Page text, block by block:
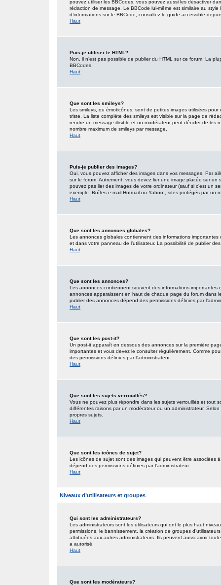
pouvez utiliser les BBCodes, vous pouvez aussi les désactiver
rédaction de message. Le BBCode lui-même est similaire au
d’informations sur le BBCode, consultez le guide accessible
Haut
Puis-je utiliser le HTML?
Non, il n’est pas possible de publier du HTML sur ce forum. La
BBCodes.
Haut
Que sont les smileys?
Les smileys, ou émoticônes, sont de petites images utilisées
triste. La liste complète des smileys est visible sur la page de
rendre un message illisible et un modérateur peut décider de les
nombre maximum de smileys par message.
Haut
Puis-je publier des images?
Oui, vous pouvez afficher des images dans vos messages. Par
sur le forum. Autrement, vous devez lier une image placée sur
pouvez pas lier des images de votre ordinateur (sauf si c’est un
exemple: Boîtes e-mail Hotmail ou Yahoo!, sites protégés par un
Haut
Que sont les annonces globales?
Les annonces globales contiennent des informations
et dans votre panneau de l’utilisateur. La possibilité de publier
Haut
Que sont les annonces?
Les annonces contiennent souvent des informations
annonces apparaissent en haut de chaque page du forum dans
publier des annonces dépend des permissions définies par
Haut
Que sont les post-it?
Un post-it apparaît en dessous des annonces sur la première
importantes et vous devez le consulter régulièrement. Comme
des permissions définies par l’administrateur.
Haut
Que sont les sujets verrouillés?
Vous ne pouvez plus répondre dans les sujets verrouillés et tout
différentes raisons par un modérateur ou un administrateur.
propres sujets.
Haut
Que sont les icônes de sujet?
Les icônes de sujet sont des images qui peuvent être associées
dépend des permissions définies par l’administrateur.
Haut
Niveaux d’utilisateurs et groupes
Qui sont les administrateurs?
Les administrateurs sont les utilisateurs qui ont le plus haut
permissions, le bannissement, la création de groupes
attribuées aux autres administrateurs. Ils peuvent aussi avoir
a autorisé.
Haut
Que sont les modérateurs?